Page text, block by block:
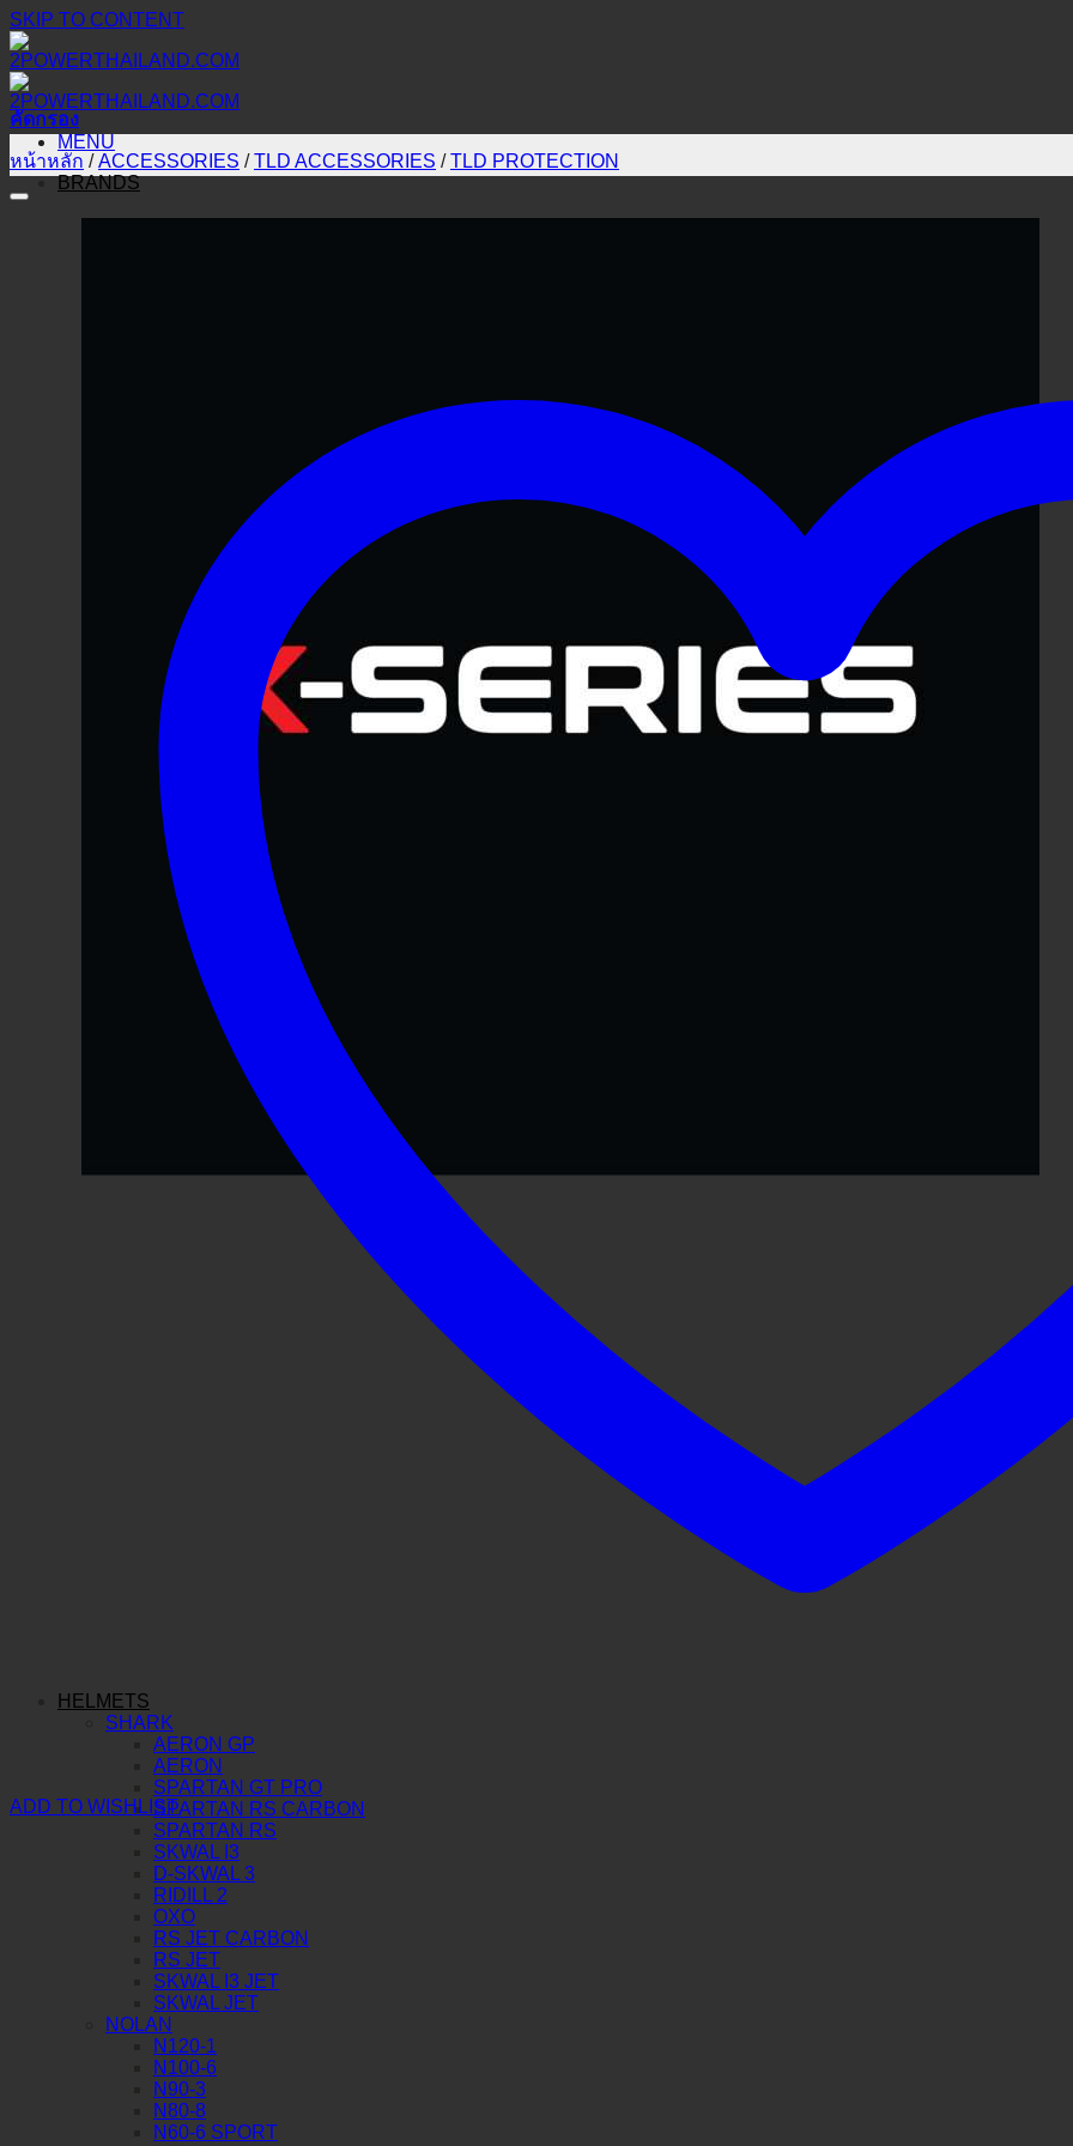
SKIP TO CONTENT
MENU
BRANDS
HELMETS
SHARK
AERON GP
AERON
SPARTAN GT PRO
SPARTAN RS CARBON
SPARTAN RS
SKWAL I3
D-SKWAL 3
RIDILL 2
OXO
RS JET CARBON
RS JET
SKWAL I3 JET
SKWAL JET
NOLAN
N120-1
N100-6
N90-3
N80-8
N60-6 SPORT
คัดกรอง
หน้าหลัก / ACCESSORIES / TLD ACCESSORIES / TLD PROTECTION
ADD TO WISHLIST